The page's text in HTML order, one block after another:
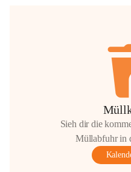
Sieh dir die
Müllabfuhr in